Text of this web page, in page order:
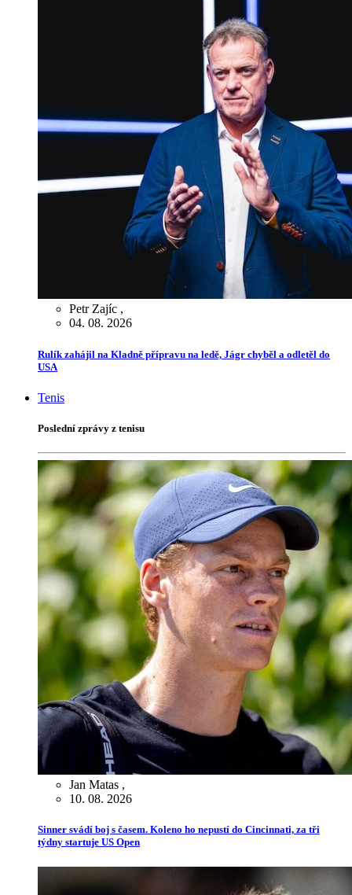
Petr Zajíc ,
04. 08. 2026
Rulík zahájil na Kladně přípravu na ledě, Jágr chyběl a odletěl do
USA
Tenis
Poslední zprávy z tenisu
Jan Matas ,
10. 08. 2026
Sinner svádí boj s časem. Koleno ho nepustí do Cincinnati, za tři
týdny startuje US Open